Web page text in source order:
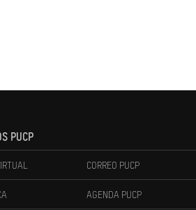
PUCP
CORREO PUCP
AGENDA PUCP